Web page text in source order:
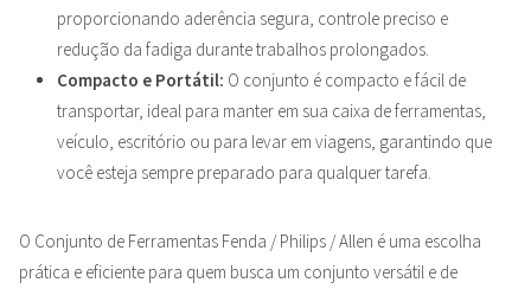
proporcionando aderência segura, controle preciso e
redução da fadiga durante trabalhos prolongados.
Compacto e Portátil: O conjunto é compacto e fácil de
transportar, ideal para manter em sua caixa de ferramentas,
veículo, escritório ou para levar em viagens, garantindo que
você esteja sempre preparado para qualquer tarefa.
O Conjunto de Ferramentas Fenda / Philips / Allen é uma escolha
prática e eficiente para quem busca um conjunto versátil e de